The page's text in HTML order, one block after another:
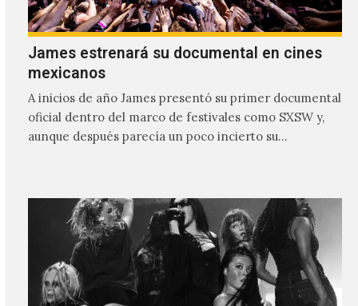
James estrenará su documental en cines
mexicanos
A inicios de año James presentó su primer documental
oficial dentro del marco de festivales como SXSW y,
aunque después parecía un poco incierto su…